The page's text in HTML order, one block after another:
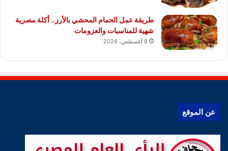
طريقة عمل الحمام المحشي بالأرز.. أكلة مصرية
شهية للمناسبات والعزومات
8 أغسطس، 2026
عن الموقع